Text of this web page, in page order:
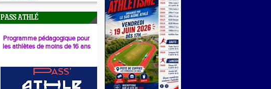
PASS ATHLÉ
Programme pédagogique pour
les athlètes de moins de 16 ans